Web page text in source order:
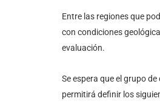
Entre las regiones que
con condiciones
evaluación.
Se espera que el grupo
permitirá definir los